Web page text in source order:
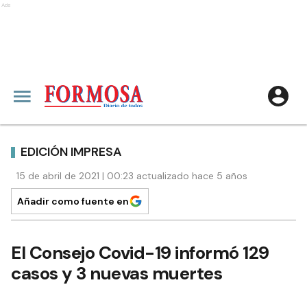
Ads
EDICIÓN IMPRESA
15 de abril de 2021 | 00:23 actualizado hace 5 años
Añadir como fuente en
El Consejo Covid-19 informó 129
casos y 3 nuevas muertes